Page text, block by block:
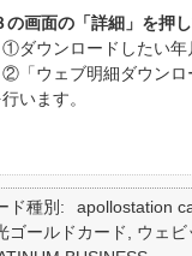
の画面の「詳細」を押
ウンロードしたい年月
ウェブ明細ダウンロー
行います。
ド種別
apollostation
ゴールドカード, ウェ